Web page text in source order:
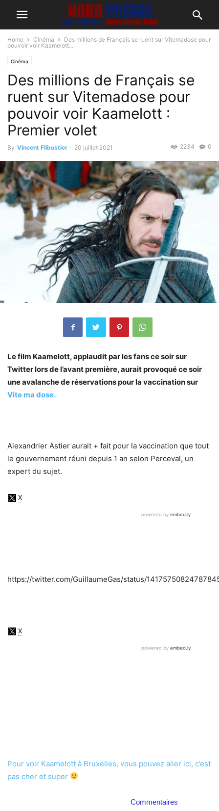
Home Cinéma
Des millions de Français se ruent sur Vitemadose pour
pouvoir voir Kaamelott...
Cinéma
Des millions de Français se
ruent sur Vitemadose pour
pouvoir voir Kaamelott :
Premier volet
By Vincent Flibustier - 20 juillet 2021 0
2234
Le film Kaamelott, applaudit par les fans ce soir sur
Twitter lors de l’avant première, aurait provoqué ce soir
une avalanche de réservations pour la vaccination sur
Vite ma dose.
Alexandrier Astier aurait + fait pour la vaccination que tout
le gouvernement réuni depuis 1 an selon Perceval, un
expert du sujet.
https://twitter.com/GuillaumeGas/status/
Pour voir Kaamelott à Bruxelles, vous pouvez aller ici, c’est
pas cher et super
Commentaires